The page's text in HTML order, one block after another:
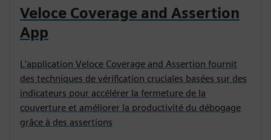
Veloce Coverage and Assertion
App
L'application Veloce Coverage and Assertion fournit
des techniques de vérification cruciales basées sur des
indicateurs pour accélérer la fermeture de la
couverture et améliorer la productivité du débogage
grâce à des assertions